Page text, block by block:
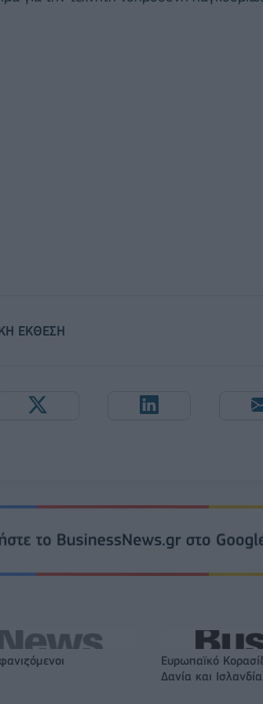
ΕΚΘΕΣΗ
Ευρωπαϊκό
Δανία και